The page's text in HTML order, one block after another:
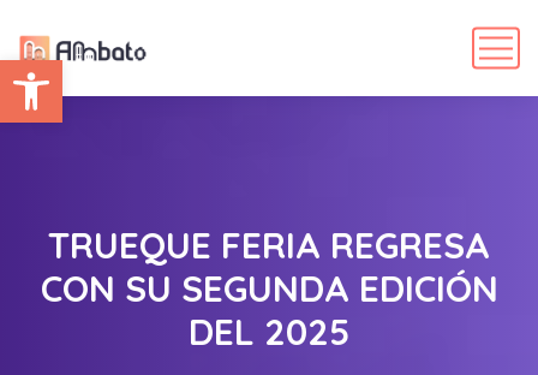
Abrir barra de herramientas
TRUEQUE FERIA REGRESA
CON SU SEGUNDA EDICIÓN
DEL 2025